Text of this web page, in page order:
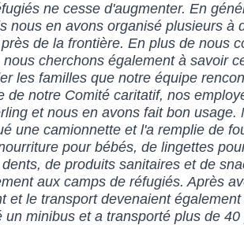
ne cesse d'augmenter. En
nous en avons organisé plusieurs à
de la frontière. En plus de nous
cherchons également à savoir
les familles que notre équipe
de notre Comité caritatif, nos
et nous en avons fait bon usage.
une camionnette et l'a remplie de
pour bébés, de lingettes
de produits sanitaires et de
aux camps de réfugiés. Après
et le transport devenaient
un minibus et a transporté plus de